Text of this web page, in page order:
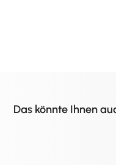
Das könnte Ihnen